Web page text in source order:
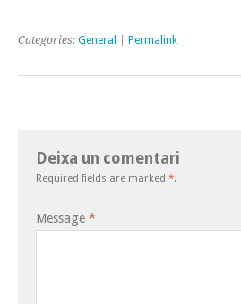
Categories: General Permalink
Deixa un comentari
Required fields are marked *.
Message *